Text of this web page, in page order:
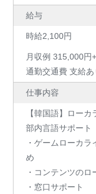
給与
時給2,100円
月収例 315,000円
通勤交通費 支給あ
仕事内容
【韓国語】ロー
部内言語サポート
・ゲームローカ
め
・コンテンツの
・窓口サポート